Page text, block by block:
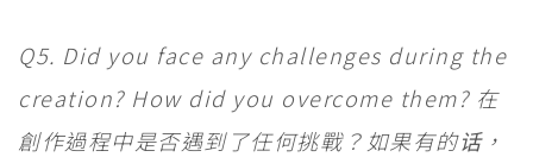
Q5. Did you face any challenges during the
creation? How did you overcome them? 在
創作過程中是否遇到了任何挑戰？如果有的话，